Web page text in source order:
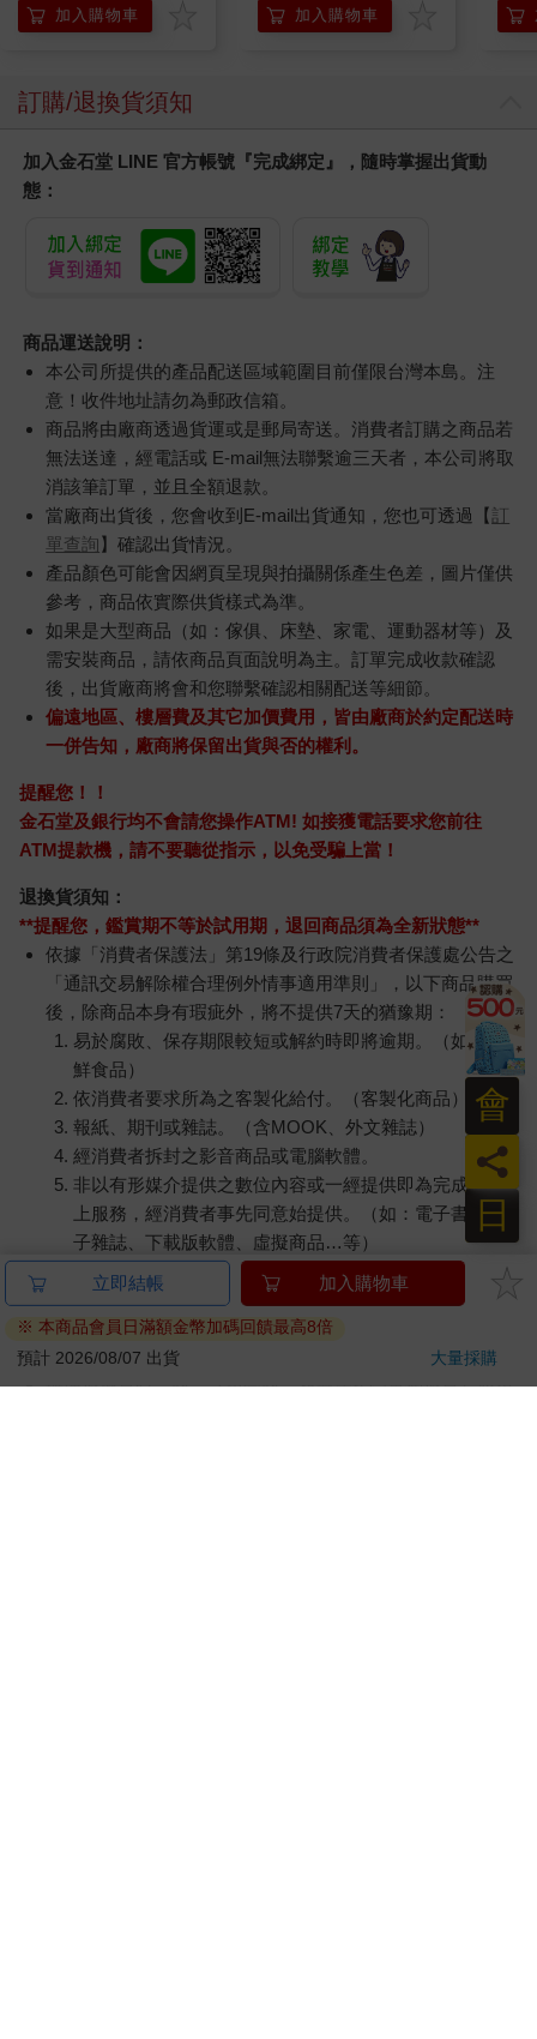
加入購物車 加入購物車
訂購/退換貨須知
加入金石堂 LINE 官方帳號『完成綁定』，隨時掌握出貨動
態：
商品運送說明：
本公司所提供的產品配送區域範圍目前僅限台灣本島。注
意！收件地址請勿為郵政信箱。
商品將由廠商透過貨運或是郵局寄送。消費者訂購之商品若
無法送達，經電話或 E-mail無法聯繫逾三天者，本公司將取
消該筆訂單，並且全額退款。
當廠商出貨後，您會收到E-mail出貨通知，您也可透過【訂
單查詢】確認出貨情況。
產品顏色可能會因網頁呈現與拍攝關係產生色差，圖片僅供
參考，商品依實際供貨樣式為準。
如果是大型商品（如：傢俱、床墊、家電、運動器材等）及
需安裝商品，請依商品頁面說明為主。訂單完成收款確認
後，出貨廠商將會和您聯繫確認相關配送等細節。
偏遠地區、樓層費及其它加價費用，皆由廠商於約定配送時
一併告知，廠商將保留出貨與否的權利。
提醒您！！
金石堂及銀行均不會請您操作ATM! 如接獲電話要求您前往
ATM提款機，請不要聽從指示，以免受騙上當！
退換貨須知：
**提醒您，鑑賞期不等於試用期，退回商品須為全新狀態**
依據「消費者保護法」第19條及行政院消費者保護處公告之
「通訊交易解除權合理例外情事適用準則」，以下商品購買
後，除商品本身有瑕疵外，將不提供7天的猶豫期：
易於腐敗、保存期限較短或解約時即將逾期。（如：生
鮮食品）
依消費者要求所為之客製化給付。（客製化商品）
報紙、期刊或雜誌。（含MOOK、外文雜誌）
經消費者拆封之影音商品或電腦軟體。
非以有形媒介提供之數位內容或一經提供即為完成之線
上服務，經消費者事先同意始提供。（如：電子書、電
子雜誌、下載版軟體、虛擬商品…等）
已拆封之個人衛生用品。（如：內衣褲、刮鬍刀、除毛
若非上列種類商品，均享有到貨7天的猶豫期（含例假
日）。
辦理退換貨時，商品（組合商品恕無法接受單獨退貨）必須
立即結帳 加入購物車
※ 本商品會員日滿額金幣加碼回饋最高8倍
預計 2026/08/07 出貨
大量採購
日
員
會